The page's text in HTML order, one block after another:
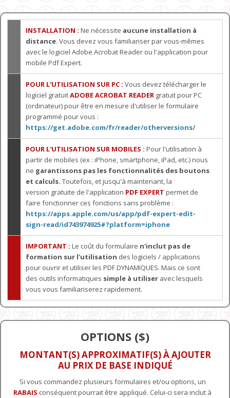
INSTALLATION : Ne nécessite aucune installation à
distance. Vous devez vous familiariser par vous-mêmes
avec le logiciel Adobe Acrobat Reader ou l'application pour
mobile Pdf Expert.
POUR L'UTILISATION SUR PC : Vous devez télécharger le
logiciel gratuitADOBE ACROBAT READER gratuit pour PC
(ordinateur) pour être en mesure d'utiliser le formulaire
programmé pour vous :
https://get.adobe.com/fr/reader/otherversions/
POUR L'UTILISATION SUR MOBILES : Pour l'utilisation à
partir de mobiles (ex : iPhone, smartphone, iPad, etc.) nous
ne garantissons pas les fonctionnalités des boutons
et calculs. Toutefois, et jusqu'à maintenant, la
version gratuite de l'application PDF EXPERT permet de
faire fonctionner ces fonctions sans problème :
https://apps.apple.com/us/app/pdf-expert-edit-
sign-read/id743974925#?platform=iphone
IMPORTANT : Le coût du formulaire n'inclut pas de
formation sur l'utilisation des logiciels / applications
pour ouvrir et utiliser les PDF DYNAMIQUES. Mais ce sont
des outils informatiques simple à utiliser avec lesquels
vous vous familiariserez rapidement.
OPTIONS ($)
MONTANT(S) APPROXIMATIF(S) À AJOUTER
AU PRIX DE BASE INDIQUÉ
Si vous commandez plusieurs formulaires et/ou options, un
RABAIS conséquent pourrait être appliqué. Celui-ci sera inclut à